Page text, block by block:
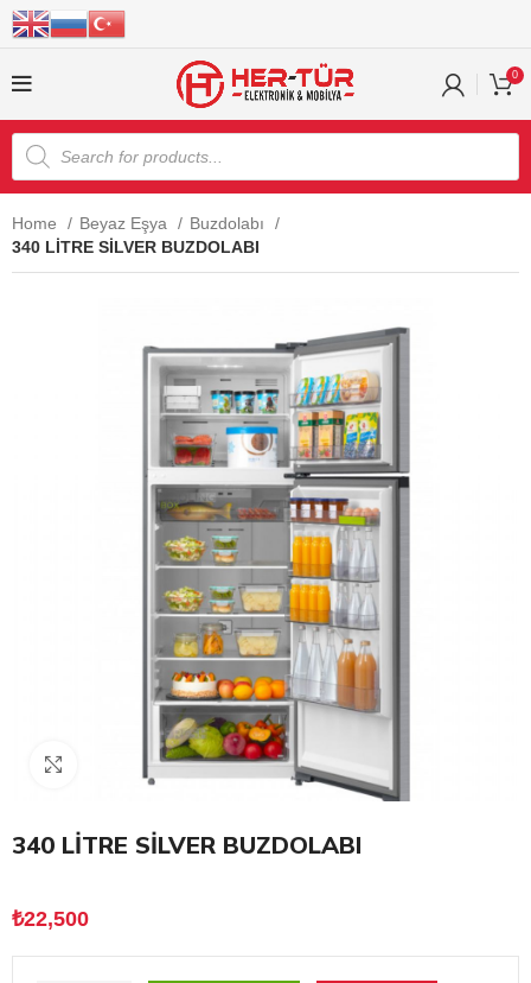
0
Home Beyaz Eşya
Buzdolabı
340 LİTRE SİLVER BUZDOLABI
Click to enlarge
340 LİTRE SİLVER BUZDOLABI
₺22,500